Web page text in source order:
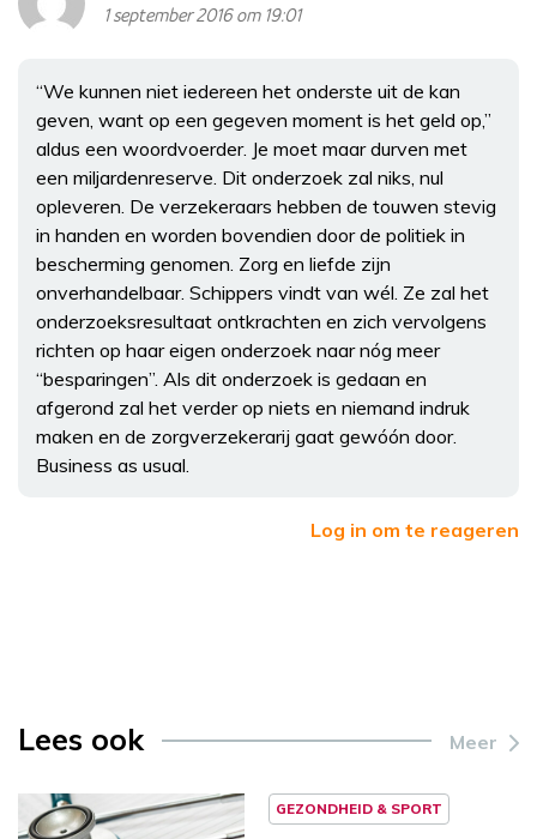
1 september 2016 om 19:01
“We kunnen niet iedereen het onderste uit de kan
geven, want op een gegeven moment is het geld op,”
aldus een woordvoerder. Je moet maar durven met
een miljardenreserve. Dit onderzoek zal niks, nul
opleveren. De verzekeraars hebben de touwen stevig
in handen en worden bovendien door de politiek in
bescherming genomen. Zorg en liefde zijn
onverhandelbaar. Schippers vindt van wél. Ze zal het
onderzoeksresultaat ontkrachten en zich vervolgens
richten op haar eigen onderzoek naar nóg meer
“besparingen”. Als dit onderzoek is gedaan en
afgerond zal het verder op niets en niemand indruk
maken en de zorgverzekerarij gaat gewóón door.
Business as usual.
Log in om te reageren
Lees ook Meer
GEZONDHEID & SPORT